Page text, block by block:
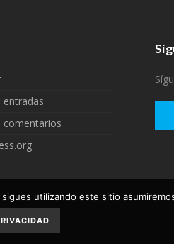
entradas
comentarios
utilizando este sitio